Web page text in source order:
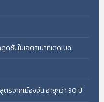
ดซับในเจตสเปาท์เตดเบด
ตรจากเมืองจีน อายุกว่า 90 ปี